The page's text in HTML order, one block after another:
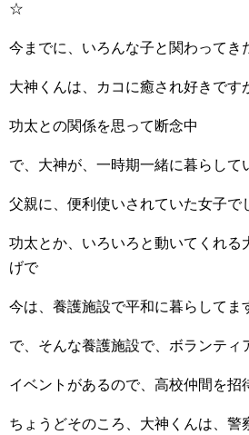
☆
今までに、いろんな子と関わってき
大神くんは、カコに癒され好きです
功太との関係を思って断念中
で、大神が、一時期一緒に暮らして
父親に、便利使いされていた女子で
功太とか、いろいろと動いてくれる
げで
今は、養護施設で平和に暮らしてま
で、そんな養護施設で、ボランティ
イベントがあるので、高校仲間を招
ちょうどそのころ、大神くんは、警